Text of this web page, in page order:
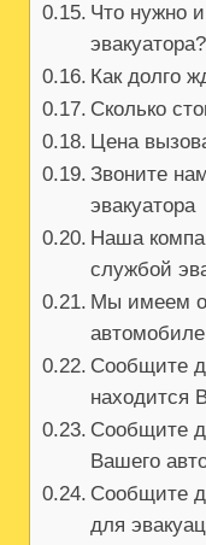
Что нужно
эвакуатора?
Как долго
Сколько
Цена
Звоните
эвакуатора
Наша
службой
Мы имеем
Сообщите
находится
Сообщите
Вашего
Сообщите
для